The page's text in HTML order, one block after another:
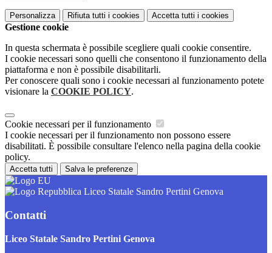
Personalizza Rifiuta tutti i cookies Accetta tutti i cookies
Gestione cookie
In questa schermata è possibile scegliere quali cookie consentire.
I cookie necessari sono quelli che consentono il funzionamento della
piattaforma e non è possibile disabilitarli.
Per conoscere quali sono i cookie necessari al funzionamento potete
visionare la COOKIE POLICY.
Cookie necessari per il funzionamento
I cookie necessari per il funzionamento non possono essere
disabilitati. È possibile consultare l'elenco nella pagina della cookie
policy.
Accetta tutti Salva le preferenze
Liceo Statale Sandro Pertini Genova
Contatti
Liceo Statale Sandro Pertini Genova